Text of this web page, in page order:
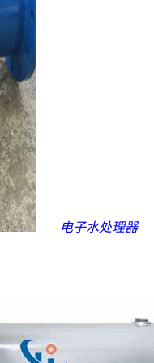
电子水处理器